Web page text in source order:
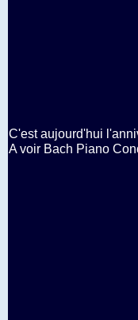
C'est aujourd'hui
A voir Bach Piano